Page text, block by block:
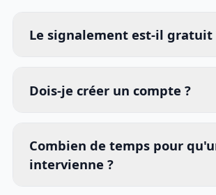
Le signalement est-il gratuit
Dois-je créer un compte ?
Combien de temps pour
intervienne ?